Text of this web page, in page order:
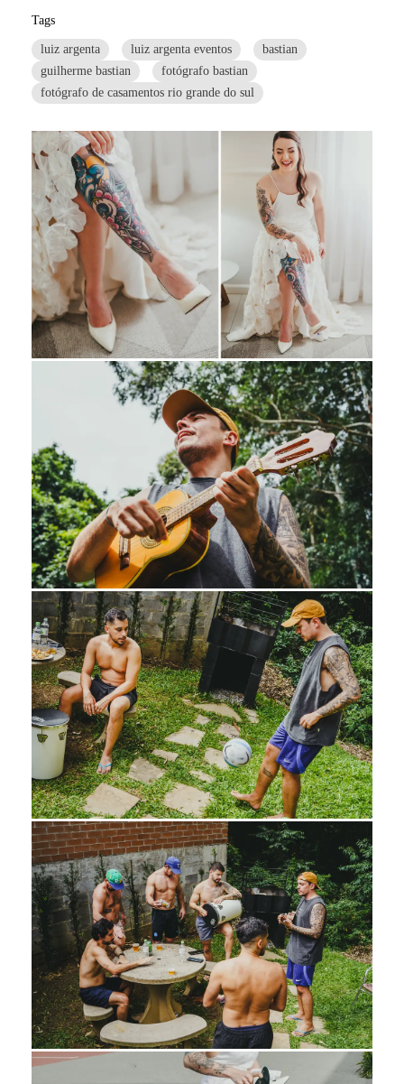
Tags
luiz argenta luiz argenta eventos
bastian
guilherme bastian
fotógrafo bastian
fotógrafo de casamentos rio grande do sul